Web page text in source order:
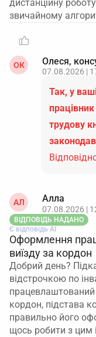
дистанційну
звичайному
ОК Олеся,
07.08.2026 |
Так, у
трудову
АЛ Алла
07.08.2026 |
ВІДПОВІДЬ НАДАНО
Є відповідь АІ
Оформлення
виїзду за кордон
Добрий день?
відстрочкою по
працевлаштований
кордон, підстава
правильно його
щось робити з цим